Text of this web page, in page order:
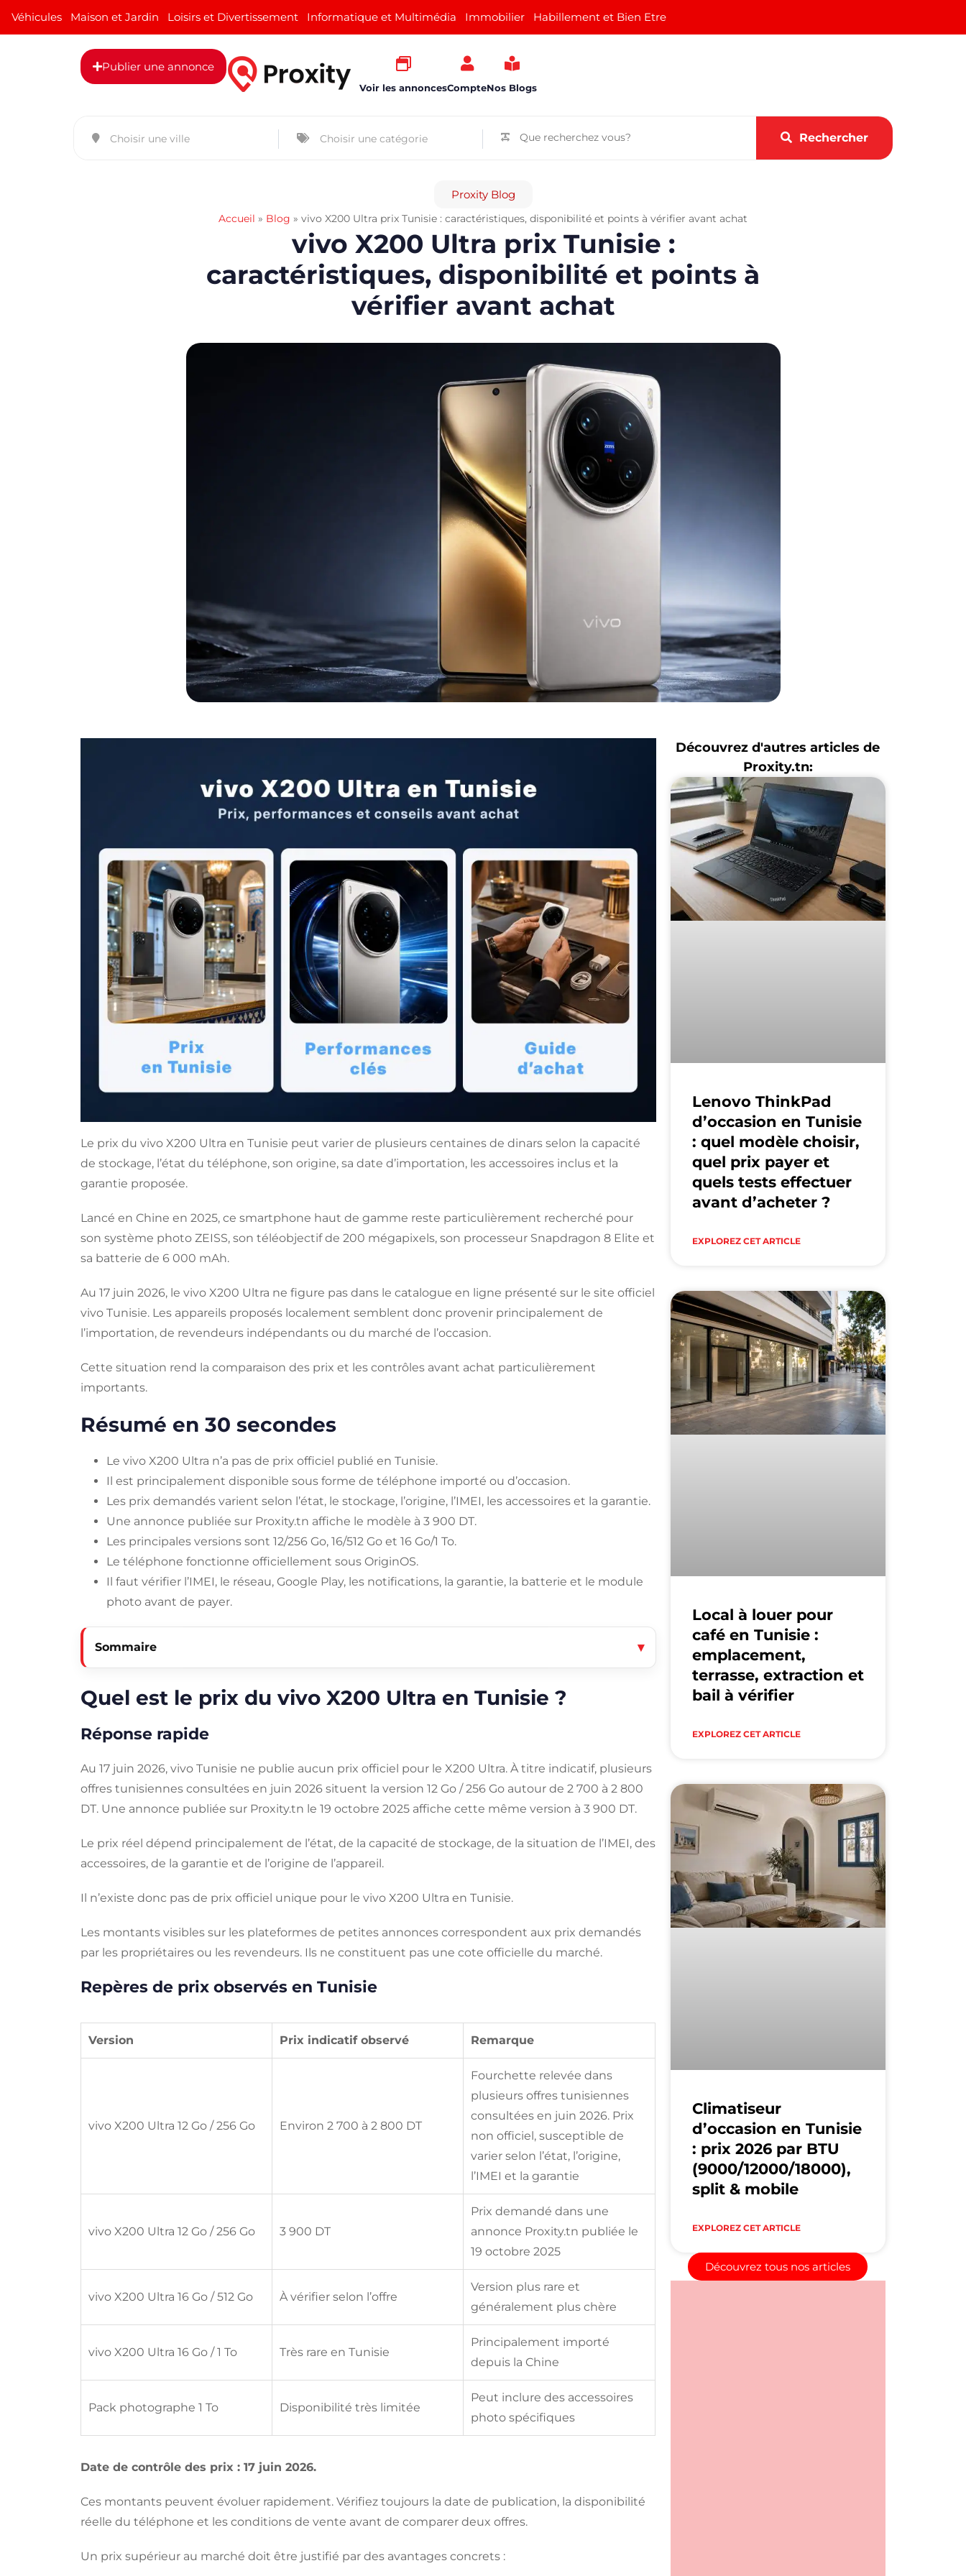
Véhicules Maison et Jardin Loisirs et Divertissement Informatique et Multimédia Immobilier Habillement et Bien Etre
Publier une annonce
Voir les annoncesCompteNos Blogs
Rechercher
Proxity Blog
Accueil » Blog » vivo X200 Ultra prix Tunisie : caractéristiques, disponibilité et points à vérifier avant achat
vivo X200 Ultra prix Tunisie :
caractéristiques, disponibilité et points à
vérifier avant achat
Le prix du vivo X200 Ultra en Tunisie peut varier de plusieurs centaines de dinars selon la capacité
de stockage, l’état du téléphone, son origine, sa date d’importation, les accessoires inclus et la
garantie proposée.
Lancé en Chine en 2025, ce smartphone haut de gamme reste particulièrement recherché pour
son système photo ZEISS, son téléobjectif de 200 mégapixels, son processeur Snapdragon 8 Elite et
sa batterie de 6 000 mAh.
Au 17 juin 2026, le vivo X200 Ultra ne figure pas dans le catalogue en ligne présenté sur le site officiel
vivo Tunisie. Les appareils proposés localement semblent donc provenir principalement de
l’importation, de revendeurs indépendants ou du marché de l’occasion.
Cette situation rend la comparaison des prix et les contrôles avant achat particulièrement
importants.
Résumé en 30 secondes
Le vivo X200 Ultra n’a pas de prix officiel publié en Tunisie.
Il est principalement disponible sous forme de téléphone importé ou d’occasion.
Les prix demandés varient selon l’état, le stockage, l’origine, l’IMEI, les accessoires et la garantie.
Une annonce publiée sur Proxity.tn affiche le modèle à 3 900 DT.
Les principales versions sont 12/256 Go, 16/512 Go et 16 Go/1 To.
Le téléphone fonctionne officiellement sous OriginOS.
Il faut vérifier l’IMEI, le réseau, Google Play, les notifications, la garantie, la batterie et le module
photo avant de payer.
Sommaire
Quel est le prix du vivo X200 Ultra en Tunisie ?
Réponse rapide
Au 17 juin 2026, vivo Tunisie ne publie aucun prix officiel pour le X200 Ultra. À titre indicatif, plusieurs
offres tunisiennes consultées en juin 2026 situent la version 12 Go / 256 Go autour de 2 700 à 2 800
DT. Une annonce publiée sur Proxity.tn le 19 octobre 2025 affiche cette même version à 3 900 DT.
Le prix réel dépend principalement de l’état, de la capacité de stockage, de la situation de l’IMEI, des
accessoires, de la garantie et de l’origine de l’appareil.
Il n’existe donc pas de prix officiel unique pour le vivo X200 Ultra en Tunisie.
Les montants visibles sur les plateformes de petites annonces correspondent aux prix demandés
par les propriétaires ou les revendeurs. Ils ne constituent pas une cote officielle du marché.
Repères de prix observés en Tunisie
Version Prix indicatif observé Remarque
vivo X200 Ultra 12 Go / 256 Go Environ 2 700 à 2 800 DT
Fourchette relevée dans
plusieurs offres tunisiennes
consultées en juin 2026. Prix
non officiel, susceptible de
varier selon l’état, l’origine,
l’IMEI et la garantie
vivo X200 Ultra 12 Go / 256 Go 3 900 DT
Prix demandé dans une
annonce Proxity.tn publiée le
19 octobre 2025
vivo X200 Ultra 16 Go / 512 Go À vérifier selon l’offre
Version plus rare et
généralement plus chère
vivo X200 Ultra 16 Go / 1 To Très rare en Tunisie
Principalement importé
depuis la Chine
Pack photographe 1 To Disponibilité très limitée
Peut inclure des accessoires
photo spécifiques
Date de contrôle des prix : 17 juin 2026.
Ces montants peuvent évoluer rapidement. Vérifiez toujours la date de publication, la disponibilité
réelle du téléphone et les conditions de vente avant de comparer deux offres.
Un prix supérieur au marché doit être justifié par des avantages concrets :
Découvrez d'autres articles de
Proxity.tn:
Lenovo ThinkPad
d’occasion en Tunisie
: quel modèle choisir,
quel prix payer et
quels tests effectuer
avant d’acheter ?
EXPLOREZ CET ARTICLE
Local à louer pour
café en Tunisie :
emplacement,
terrasse, extraction et
bail à vérifier
EXPLOREZ CET ARTICLE
Climatiseur
d’occasion en Tunisie
: prix 2026 par BTU
(9000/12000/18000),
split & mobile
EXPLOREZ CET ARTICLE
Découvrez tous nos articles